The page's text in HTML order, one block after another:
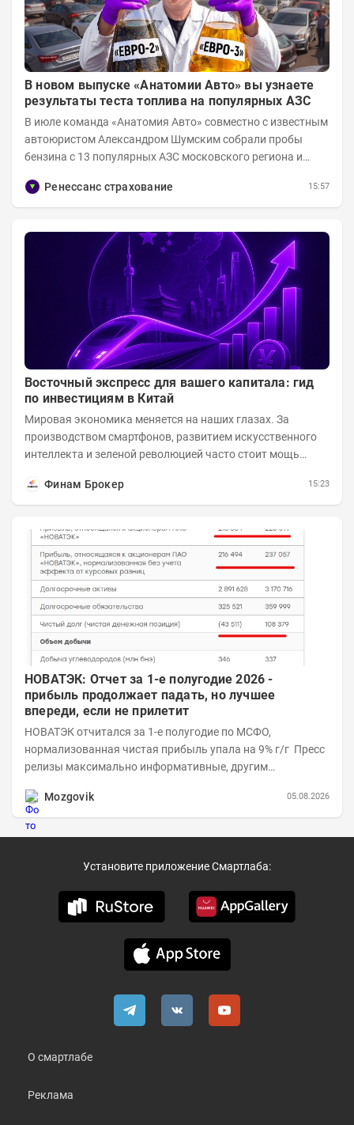
В новом выпуске «Анатомии Авто» вы узнаете
результаты теста топлива на популярных АЗС
В июле команда «Анатомия Авто» совместно с известным
автоюристом Александром Шумским собрали пробы
бензина с 13 популярных АЗС московского региона и
Ренессанс страхование
15:57
Восточный экспресс для вашего капитала: гид
по инвестициям в Китай
Мировая экономика меняется на наших глазах. За
производством смартфонов, развитием искусственного
интеллекта и зеленой революцией часто стоит мощь
Финам Брокер
15:23
НОВАТЭК: Отчет за 1-е полугодие 2026 -
прибыль продолжает падать, но лучшее
впереди, если не прилетит
НОВАТЭК отчитался за 1-е полугодие по МСФО,
нормализованная чистая прибыль упала на 9% г/г Пресс
релизы максимально информативные, другим
Mozgovik
05.08.2026
Установите приложение Смартлаба:
О смартлабе
Реклама